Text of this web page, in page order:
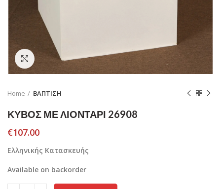
Click to enlarge
Home ΒΑΠΤΙΣΗ
ΚΥΒΟΣ ΜΕ ΛΙΟΝΤΑΡΙ 26908
€107.00
Ελληνικής Κατασκευής
Available on backorder